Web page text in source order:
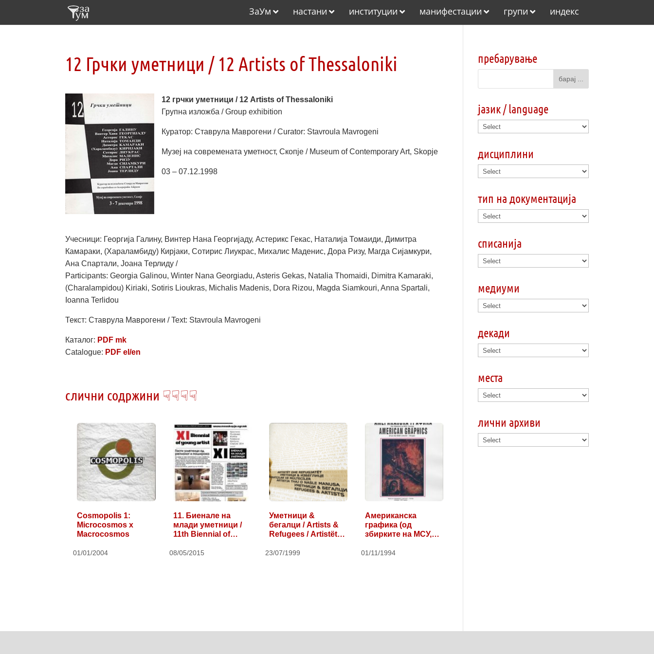
ЗаУм настани институции манифестации групи индекс
12 Грчки уметници / 12 Artists of Thessaloniki
12 грчки уметници / 12 Artists of Thessaloniki
Групна изложба / Group exhibition
Куратор: Ставрула Маврогени / Curator: Stavroula Mavrogeni
Музеј на современата уметност, Скопје / Museum of Contemporary Art, Skopje
03 – 07.12.1998
Учесници: Георгија Галину, Винтер Hана Георгијаду, Астерикс Гекас, Наталија Томаиди, Димитра
Камараки, (Хараламбиду) Кирјаки, Сотирис Лиукрас, Михалис Маденис, Дора Ризу, Магда Сијамкури,
Ана Спартали, Јоана Терлиду /
Participants: Georgia Galinou, Winter Nana Georgiadu, Asteris Gekas, Natalia Thomaidi, Dimitra Kamaraki,
(Charalampidou) Kiriaki, Sotiris Lioukras, Michalis Madenis, Dora Rizou, Magda Siamkouri, Anna Spartali,
Ioanna Terlidou
Текст: Ставрула Маврогени / Text: Stavroula Mavrogeni
Каталог: PDF mk
Catalogue: PDF el/en
слични содржини ☟☟☟☟
Cosmopolis 1:
Microcosmos x
Macrocosmos
01/01/2004
11. Биенале на
млади уметници /
11th Biennial of…
08/05/2015
Уметници &
бегалци / Artists &
Refugees / Artistët…
23/07/1999
Американска
графика (од
збирките на МСУ,
01/11/1994
пребарување
јазик / language
дисциплини
тип на документација
списанија
медиуми
декади
места
лични архиви